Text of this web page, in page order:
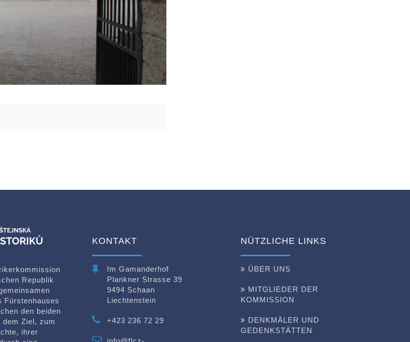
Republik
Fürstenhauses
den beiden
Ziel, zum
ihrer
KONTAKT
Im Gamanderhof
Plankner Strasse 39
9494 Schaan
Liechtenstein
+423 236 72 29
NÜTZLICHE LINKS
ÜBER UNS
MITGLIEDER DER
KOMMISSION
DENKMÄLER UND
GEDENKSTÄTTEN